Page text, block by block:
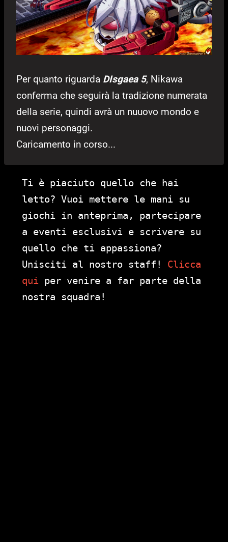
Per quanto riguarda DIsgaea 5, Nikawa
conferma che seguirà la tradizione numerata
della serie, quindi avrà un nuuovo mondo e
nuovi personaggi.
Caricamento in corso...
Ti è piaciuto quello che hai
letto? Vuoi mettere le mani su
giochi in anteprima, partecipare
a eventi esclusivi e scrivere su
quello che ti appassiona?
Unisciti al nostro staff! Clicca
qui per venire a far parte della
nostra squadra!